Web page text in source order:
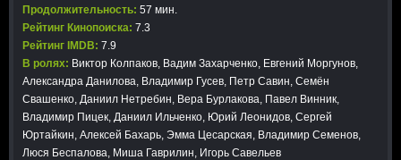
Продолжительность: 57 мин.
Рейтинг Кинопоиска: 7.3
Рейтинг IMDB: 7.9
В ролях: Виктор Колпаков, Вадим Захарченко, Евгений Моргунов,
Александра Данилова, Владимир Гусев, Петр Савин, Семён
Свашенко, Даниил Нетребин, Вера Бурлакова, Павел Винник,
Владимир Пицек, Даниил Ильченко, Юрий Леонидов, Сергей
Юртайкин, Алексей Бахарь, Эмма Цесарская, Владимир Семенов,
Люся Беспалова, Миша Гаврилин, Игорь Савельев